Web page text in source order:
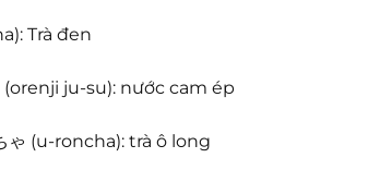
Trà đen
(orenji ju-su): nước cam ép
ゃ (u-roncha): trà ô long